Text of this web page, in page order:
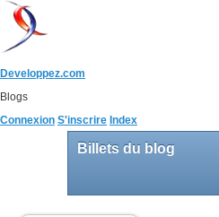
Developpez.com
Blogs
Connexion S'inscrire Index
Billets du blog